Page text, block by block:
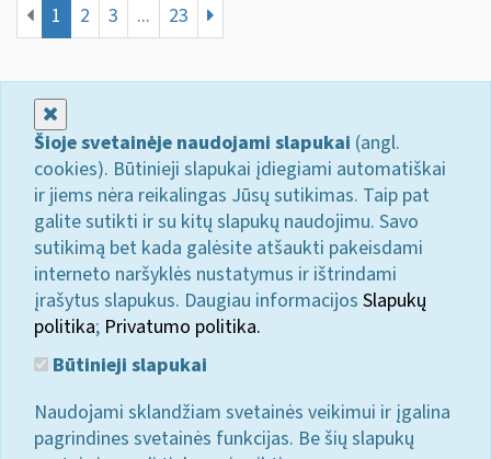
1 2 3 ... 23
Šioje svetainėje naudojami slapukai (angl.
cookies). Būtinieji slapukai įdiegiami automatiškai
ir jiems nėra reikalingas Jūsų sutikimas. Taip pat
galite sutikti ir su kitų slapukų naudojimu. Savo
sutikimą bet kada galėsite atšaukti pakeisdami
interneto naršyklės nustatymus ir ištrindami
įrašytus slapukus. Daugiau informacijos Slapukų
politika; Privatumo politika.
Būtinieji slapukai
Naudojami sklandžiam svetainės veikimui ir įgalina
pagrindines svetainės funkcijas. Be šių slapukų